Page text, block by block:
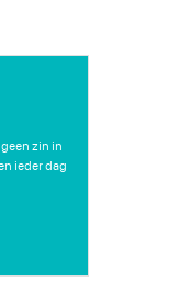
zin in
ieder dag